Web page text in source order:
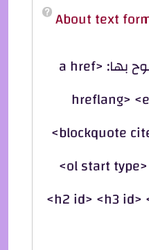
About text
إتش.تي.إم.إل المسموح بها: <a href
hreflang>
<blockquote
<ol start
<h2 id> <h3